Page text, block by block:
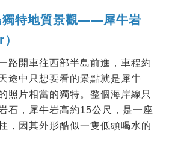
獨特地質景觀——犀牛岩
路開車往西部半島前進，車程約
途中只想要看的景點就是犀牛
照片相當的獨特。整個海岸線只
石，犀牛岩高約15公尺，是一座
，因其外形酷似一隻低頭喝水的